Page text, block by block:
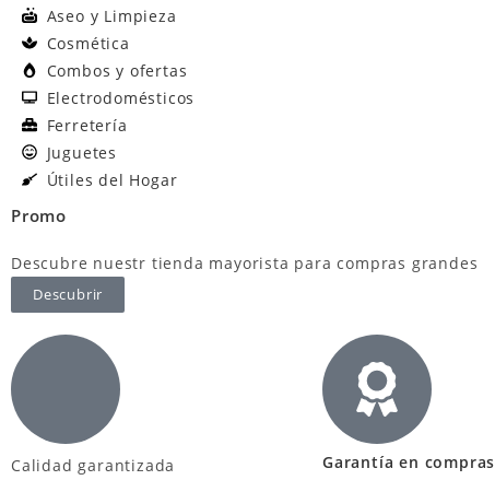
Aseo y Limpieza
Cosmética
Combos y ofertas
Electrodomésticos
Ferretería
Juguetes
Útiles del Hogar
Promo
Descubre nuestr tienda mayorista para compras grandes
Descubrir
Calidad garantizada
Garantía en compras